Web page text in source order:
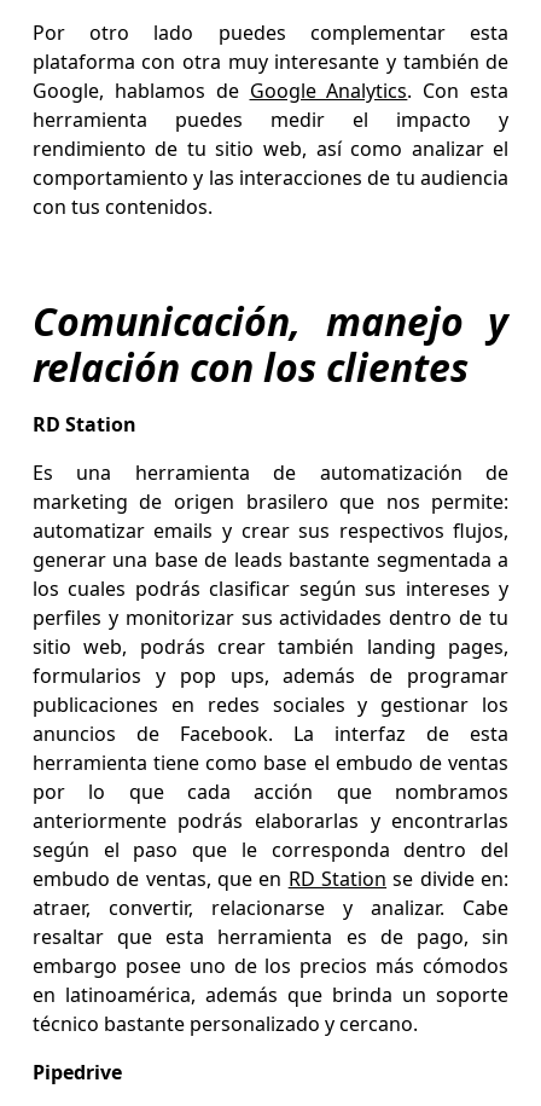
Por otro lado puedes complementar esta
plataforma con otra muy interesante y también de
Google, hablamos de Google Analytics. Con esta
herramienta puedes medir el impacto y
rendimiento de tu sitio web, así como analizar el
comportamiento y las interacciones de tu audiencia
con tus contenidos.
Comunicación, manejo y
relación con los clientes
RD Station
Es una herramienta de automatización de
marketing de origen brasilero que nos permite:
automatizar emails y crear sus respectivos flujos,
generar una base de leads bastante segmentada a
los cuales podrás clasificar según sus intereses y
perfiles y monitorizar sus actividades dentro de tu
sitio web, podrás crear también landing pages,
formularios y pop ups, además de programar
publicaciones en redes sociales y gestionar los
anuncios de Facebook. La interfaz de esta
herramienta tiene como base el embudo de ventas
por lo que cada acción que nombramos
anteriormente podrás elaborarlas y encontrarlas
según el paso que le corresponda dentro del
embudo de ventas, que en RD Station se divide en:
atraer, convertir, relacionarse y analizar. Cabe
resaltar que esta herramienta es de pago, sin
embargo posee uno de los precios más cómodos
en latinoamérica, además que brinda un soporte
técnico bastante personalizado y cercano.
Pipedrive